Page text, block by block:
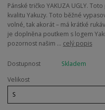
Pánské tričko YAKUZA UGLY.
kvalitu Yakuzy. Toto běžné
volné, tak akorát – má krátké
je doplněna poutkem s logem
pozornost našim ... celý popis
Dostupnost
Skladem
Velikost